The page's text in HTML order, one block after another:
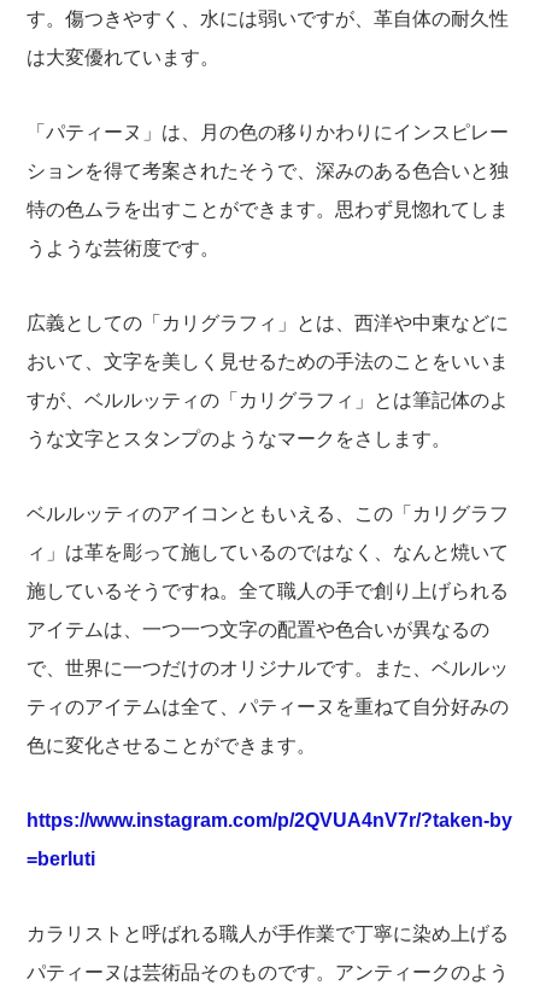
す。傷つきやすく、水には弱いですが、革自体の耐久性
は大変優れています。
「パティーヌ」は、月の色の移りかわりにインスピレー
ションを得て考案されたそうで、深みのある色合いと独
特の色ムラを出すことができます。思わず見惚れてしま
うような芸術度です。
広義としての「カリグラフィ」とは、西洋や中東などに
おいて、文字を美しく見せるための手法のことをいいま
すが、ベルルッティの「カリグラフィ」とは筆記体のよ
うな文字とスタンプのようなマークをさします。
ベルルッティのアイコンともいえる、この「カリグラフ
ィ」は革を彫って施しているのではなく、なんと焼いて
施しているそうですね。全て職人の手で創り上げられる
アイテムは、一つ一つ文字の配置や色合いが異なるの
で、世界に一つだけのオリジナルです。また、ベルルッ
ティのアイテムは全て、パティーヌを重ねて自分好みの
色に変化させることができます。
https://www.instagram.com/p/2QVUA4nV7r/?taken-by
=berluti
カラリストと呼ばれる職人が手作業で丁寧に染め上げる
パティーヌは芸術品そのものです。アンティークのよう